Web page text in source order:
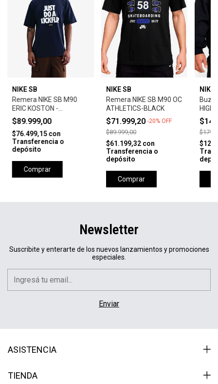
NIKE SB
Remera NIKE SB M90
ERIC KOSTON -
MIDNIGHT NAVY
$89.999,00
$76.499,15con
Transferencia o
depósito
Comprar
NIKE SB
Remera NIKE SB M90 OC
ATHLETICS-BLACK
$71.999,20 -20% OFF
$89.999,00
$61.199,32 con
Transferencia o
depósito
Comprar
NIKE
Buzo
HIGH
Newsletter
Suscribite y enterarte de los nuevos lanzamientos y promociones
especiales.
ASISTENCIA
TIENDA